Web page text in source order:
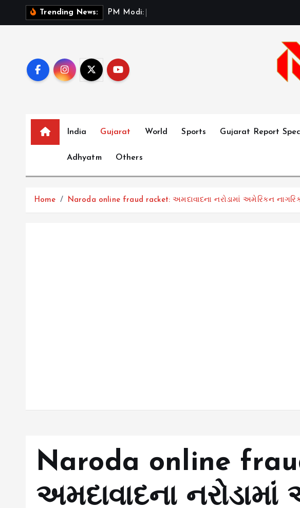
Trending News: P M M o d i:
India Gujarat World Sports Gujarat Report
Adhyatm Others
Home Naroda online fraud racket: અમદાવાદના નરોડામાં અમેરિકન
Naroda online
અમદાવાદના